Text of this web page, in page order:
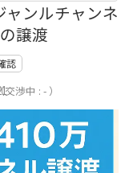
ャンルチャンネ
譲渡
認
交渉中 : - ）